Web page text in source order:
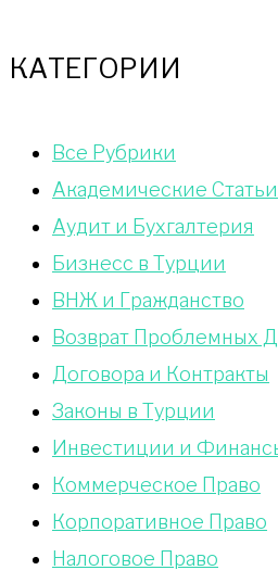
КАТЕГОРИИ
Bce Pyбрики
Академические Статьи
Аудит и Бухгалтерия
Бизнесс в Турции
ВНЖ и Гражданство
Возврат Проблемных
Договора и Контракты
Законы в Турции
Инвестиции и
Коммерческое Право
Корпоративное Право
Налоговое Право